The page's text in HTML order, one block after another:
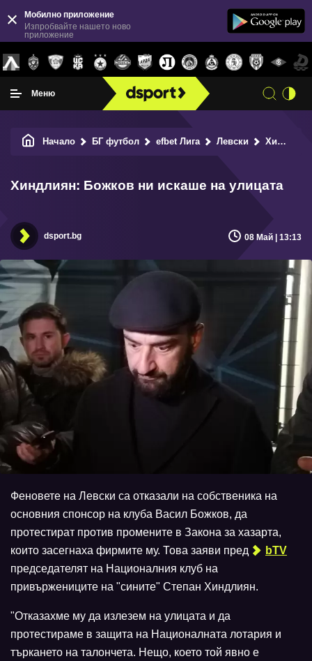
Мобилно приложение
Изпробвайте нашето ново
приложение
Меню
Начало БГ футбол efbet Лига Левски Хиндлиян: Божков ни искаше на улицата
Хиндлиян: Божков ни искаше на улицата
dsport.bg 08 Май | 13:13
Феновете на Левски са отказали на собственика на
основния спонсор на клуба Васил Божков, да
протестират против промените в Закона за хазарта,
които засегнаха фирмите му. Това заяви пред
bTV
председателят на Националния клуб на
привържениците на "сините" Степан Хиндлиян.
"Отказахме му да излезем на улицата и да
протестираме в защита на Националната лотария и
търкането на талончета. Нещо, което той явно е